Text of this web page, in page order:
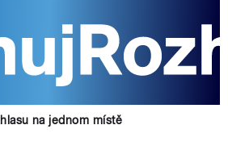
na jednom místě